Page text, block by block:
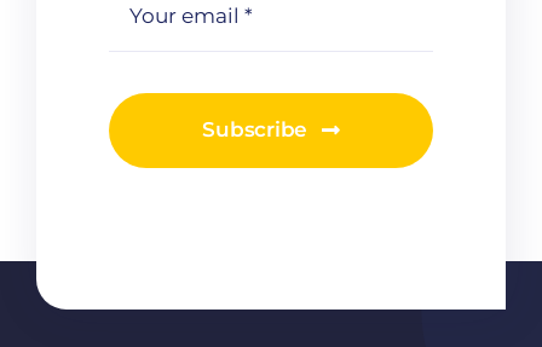
Subscribe